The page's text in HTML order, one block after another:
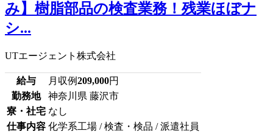
み】樹脂部品の検査業務！残業ほぼナ
シ...
UTエージェント株式会社
給与 月収例209,000円
勤務地
神奈川県 藤沢市
寮・社宅 なし
仕事内容 化学系工場 / 検査・検品 / 派遣社員